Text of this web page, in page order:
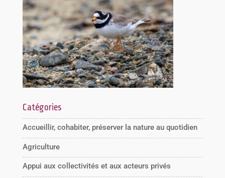
Catégories
Accueillir, cohabiter, préserver la nature au quotidien
Agriculture
Appui aux collectivités et aux acteurs privés